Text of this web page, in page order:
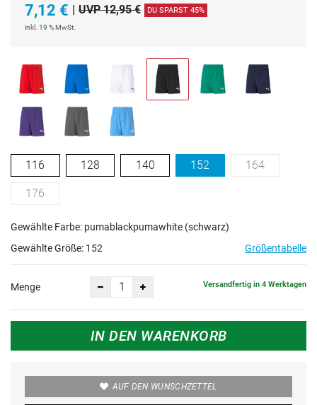
7,12 € UVP 12,95 € DU SPARST 45%
inkl. 19 % MwSt.
116 128 140 152 164
176
Gewählte Farbe: pumablackpumawhite (schwarz)
Gewählte Größe: 152 Größentabelle
Menge Versandfertig in 4 Werktagen
IN DEN WARENKORB
AUF DEN WUNSCHZETTEL